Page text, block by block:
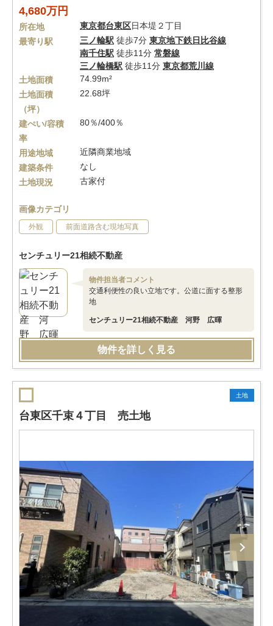
4,680万円
所在地 東京都台東区日本堤２丁目
最寄り駅
三ノ輪駅 徒歩7分 東京地下鉄日比谷線
南千住駅 徒歩11分 常磐線
三ノ輪橋駅 徒歩11分 東京都荒川線
土地面積
74.99m²
土地面積
（坪）
22.68坪
建ぺい/容積
率
80％/400％
用途地域
近隣商業地域
建築条件
なし
土地現況
古家付
画像カテゴリ
外観 前面道路含む現地写真
センチュリー21相続不動産
物件担当者コメント
交通利便性の良い立地です。公道に面する整形
地
センチュリー21相続不動産 河野 広暉
物件を詳しく見る
土地
台東区千束４丁目 売土地